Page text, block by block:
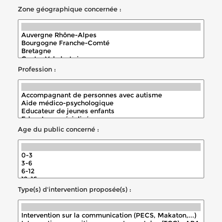
Zone géographique concernée :
Profession :
Age du public concerné :
Type(s) d'intervention proposée(s) :